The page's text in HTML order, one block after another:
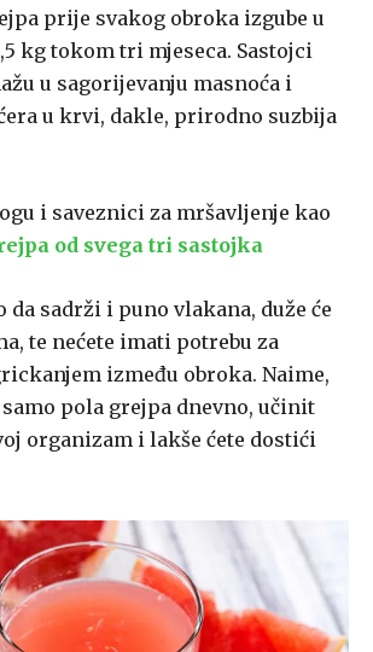
prije svakog obroka izgube u
kg tokom tri mjeseca. Sastojci
u sagorijevanju masnoća i
u krvi, dakle, prirodno suzbija
i saveznici za mršavljenje kao
od svega tri sastojka
da sadrži i puno vlakana, duže će
te nećete imati potrebu za
između obroka. Naime,
pola grejpa dnevno, učinit
organizam i lakše ćete dostići